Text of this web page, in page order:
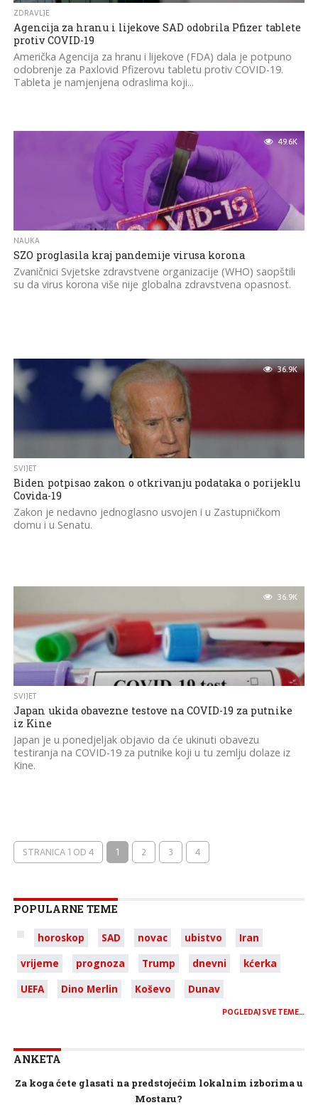
ZDRAVLJE
Agencija za hranu i lijekove SAD odobrila Pfizer tablete
protiv COVID-19
Američka Agencija za hranu i lijekove (FDA) dala je potpuno
odobrenje za Paxlovid Pfizerovu tabletu protiv COVID-19.
Tableta je namjenjena odraslima koji...
49.6K
NAUKA
SZO proglasila kraj pandemije virusa korona
Zvaničnici Svjetske zdravstvene organizacije (WHO) saopštili
su da virus korona više nije globalna zdravstvena opasnost.
36.9K
SVIJET
Biden potpisao zakon o otkrivanju podataka o porijeklu
Covida-19
Zakon je nedavno jednoglasno usvojen i u Zastupničkom
domu i u Senatu.
36.9K
SVIJET
Japan ukida obavezne testove na COVID-19 za putnike
iz Kine
Japan je u ponedjeljak objavio da će ukinuti obavezu
testiranja na COVID-19 za putnike koji u tu zemlju dolaze iz
Kine.
STRANICA 1 OD 4 1 2 3 4
POPULARNE TEME
horoskop SAD novac ubistvo
Iran
vrijeme
prognoza Trump dnevni
kćerka
UEFA
Dino Merlin Koševo Dunav
POGLEDAJ SVE TEME…
ANKETA
Za koga ćete glasati na predstojećim lokalnim izborima u
Mostaru?